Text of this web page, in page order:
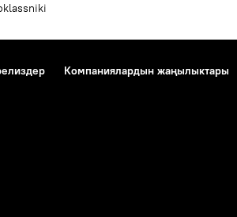
Компаниялардын жаңылыктары